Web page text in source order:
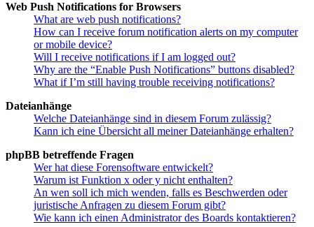
Web Push Notifications for Browsers
What are web push notifications?
How can I receive forum notification alerts on my computer
or mobile device?
Will I receive notifications if I am logged out?
Why are the “Enable Push Notifications” buttons disabled?
What if I’m still having trouble receiving notifications?
Dateianhänge
Welche Dateianhänge sind in diesem Forum zulässig?
Kann ich eine Übersicht all meiner Dateianhänge erhalten?
phpBB betreffende Fragen
Wer hat diese Forensoftware entwickelt?
Warum ist Funktion x oder y nicht enthalten?
An wen soll ich mich wenden, falls es Beschwerden oder
juristische Anfragen zu diesem Forum gibt?
Wie kann ich einen Administrator des Boards kontaktieren?